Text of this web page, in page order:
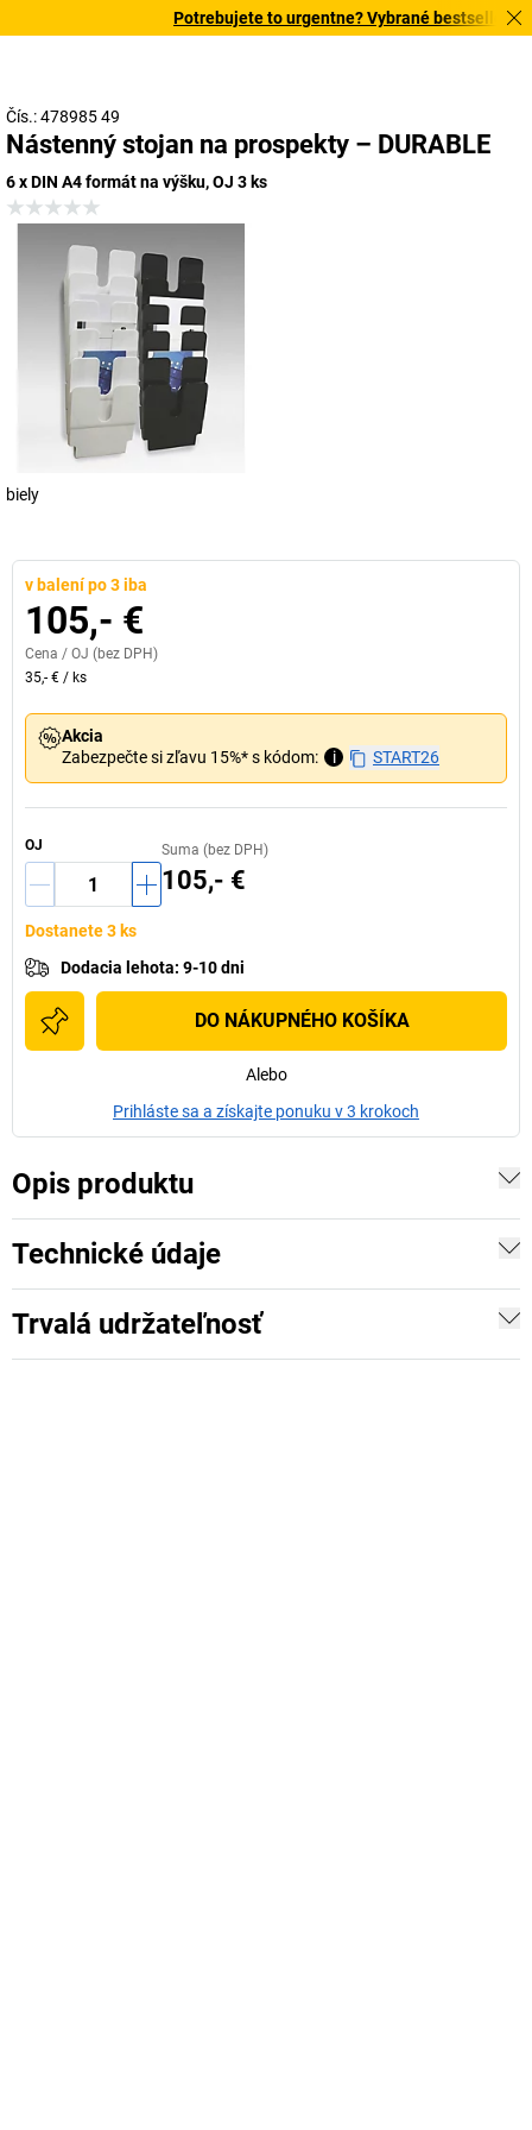
Potrebujete to urgentne? Vybrané bestsellery
Čís.: 478985 49
Nástenný stojan na prospekty – DURABLE
6 x DIN A4 formát na výšku, OJ 3 ks
biely
v balení po 3 iba
105,- €
Cena / OJ (bez DPH)
35,- € / ks
Akcia
Zabezpečte si zľavu 15%* s kódom:
i START26
OJ Suma (bez DPH)
105,- €
Dostanete 3 ks
Dodacia lehota: 9-10 dni
DO NÁKUPNÉHO KOŠÍKA
Alebo
Prihláste sa a získajte ponuku v 3 krokoch
Opis produktu
Technické údaje
Trvalá udržateľnosť